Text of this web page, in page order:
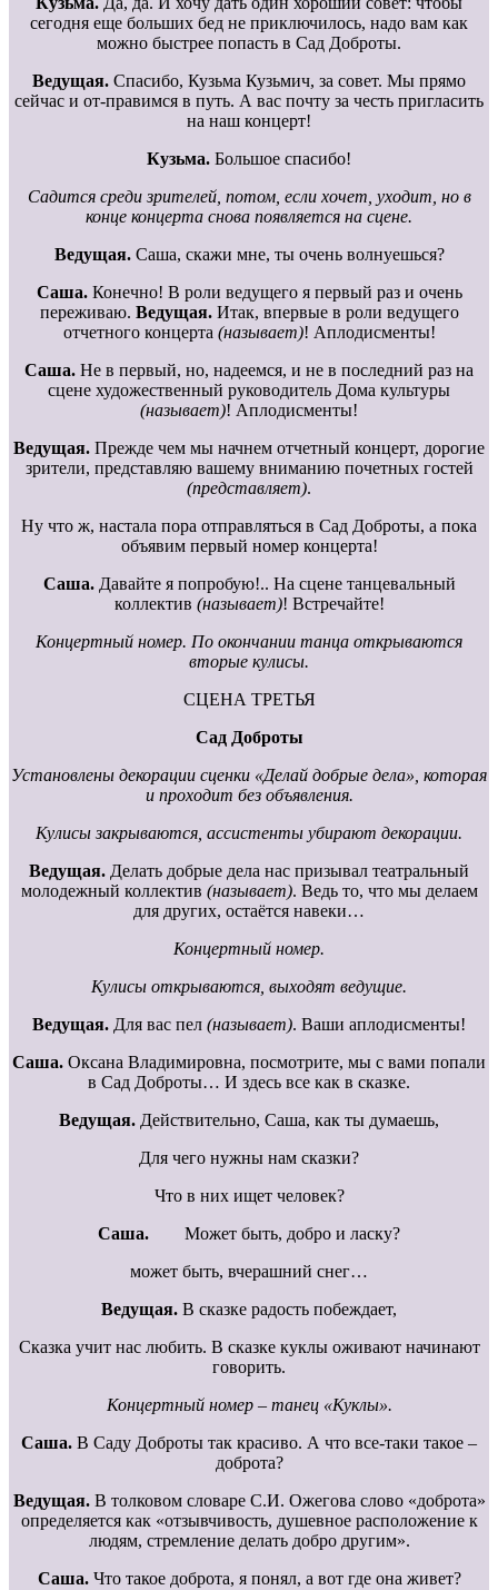
сегодня еще больших бед не приключилось, надо вам как
можно быстрее попасть в Сад Доброты.
Ведущая. Спасибо, Кузьма Кузьмич, за совет. Мы прямо
сейчас и от-правимся в путь. А вас почту за честь пригласить
на наш концерт!
Кузьма. Большое спасибо!
Садится среди зрителей, потом, если хочет, уходит, но в
конце концерта снова появляется на сцене.
Ведущая. Саша, скажи мне, ты очень волнуешься?
Саша. Конечно! В роли ведущего я первый раз и очень
переживаю. Ведущая. Итак, впервые в роли ведущего
отчетного концерта (называет)! Аплодисменты!
Саша. Не в первый, но, надеемся, и не в последний раз на
сцене художественный руководитель Дома культуры
(называет)! Аплодисменты!
Ведущая. Прежде чем мы начнем отчетный концерт, дорогие
зрители, представляю вашему вниманию почетных гостей
(представляет).
Ну что ж, настала пора отправляться в Сад Доброты, а пока
объявим первый номер концерта!
Саша. Давайте я попробую!.. На сцене танцевальный
коллектив (называет)! Встречайте!
Концертный номер. По окончании танца открываются
вторые кулисы.
СЦЕНА ТРЕТЬЯ
Сад Доброты
Установлены декорации сценки «Делай добрые дела», которая
и проходит без объявления.
Кулисы закрываются, ассистенты убирают декорации.
Ведущая. Делать добрые дела нас призывал театральный
молодежный коллектив (называет). Ведь то, что мы делаем
для других, остаётся навеки…
Концертный номер.
Кулисы открываются, выходят ведущие.
Ведущая. Для вас пел (называет). Ваши аплодисменты!
Саша. Оксана Владимировна, посмотрите, мы с вами попали
в Сад Доброты… И здесь все как в сказке.
Ведущая. Действительно, Саша, как ты думаешь,
Для чего нужны нам сказки?
Что в них ищет человек?
Саша. Может быть, добро и ласку?
может быть, вчерашний снег…
Ведущая. В сказке радость побеждает,
Сказка учит нас любить. В сказке куклы оживают начинают
говорить.
Концертный номер – танец «Куклы».
Саша. В Саду Доброты так красиво. А что все-таки такое –
доброта?
Ведущая. В толковом словаре С.И. Ожегова слово «доброта»
определяется как «отзывчивость, душевное расположение к
людям, стремление делать добро другим».
Саша. Что такое доброта, я понял, а вот где она живет?